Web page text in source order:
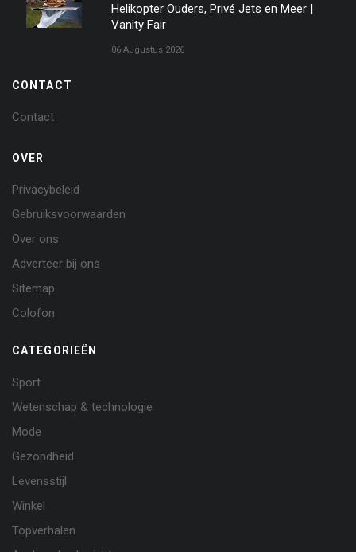
Helikopter Ouders, Privé Jets en Meer |
Vanity Fair
06 Augustus 2026
CONTACT
Contact
OVER
Privacybeleid
Gebruiksvoorwaarden
Over ons
Adverteer bij ons
Sitemap
Colofon
CATEGORIEËN
Sport
Wetenschap & technologie
Mode
Gezondheid
Levensstijl
Winkel
Topverhalen